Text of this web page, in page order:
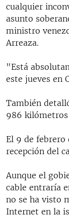
cualquier
asunto
ministro
Arreaza.
"Está
este jueves en
También
986 kilómetros
El 9 de febrero
recepción del
Aunque el
cable entraría
no se ha visto
Internet en la